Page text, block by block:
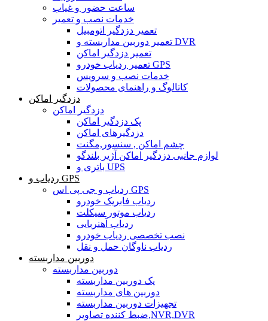
ساعت حضور و غیاب
خدمات نصب و تعمیر
تعمیر دزدگیر اتومبیل
تعمیر دوربین مداربسته و DVR
تعمیر دزدگیر اماکن
تعمیر ردیاب خودرو GPS
خدمات نصب و سرویس
کاتالوگ و راهنمای محصولات
دزدگیر اماکن
دزدگیر اماکن
پک دزدگیر اماکن
دزدگیرهای اماکن
چشم اماکن , سنسور,مگنت
لوازم جانبی دزدگیر اماکن آژیر بلندگو
باتری و UPS
ردیاب و GPS
ردیاب و جی پی اس GPS
ردیاب فابریک خودرو
ردیاب موتور سیکلت
ردیاب آهنربایی
نصب تخصصی ردیاب خودرو
ردیاب ناوگان حمل و نقل
دوربین مداربسته
دوربین مداربسته
پک دوربین مداربسته
دوربین های مداربسته
تجهیزات دوربین مداربسته
ضبط کننده تصاویر,NVR,DVR